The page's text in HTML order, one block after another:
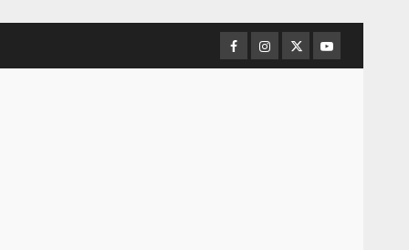
Facebook
Instagram
TwitterYoutube